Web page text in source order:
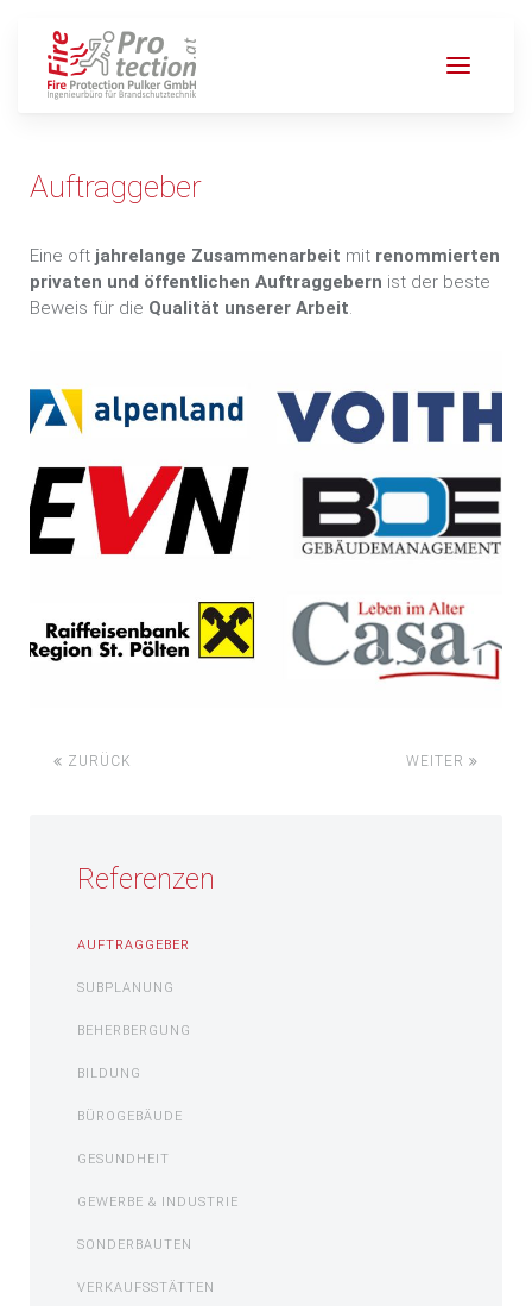
Auftraggeber
Eine oft jahrelange Zusammenarbeit mit renommierten
privaten und öffentlichen Auftraggebern ist der beste
Beweis für die Qualität unserer Arbeit.
1 2 3 4
ZURÜCK WEITER
Referenzen
AUFTRAGGEBER
SUBPLANUNG
BEHERBERGUNG
BILDUNG
BÜROGEBÄUDE
GESUNDHEIT
GEWERBE & INDUSTRIE
SONDERBAUTEN
VERKAUFSSTÄTTEN